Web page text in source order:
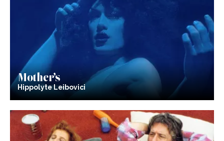
Mother’s
Hippolyte Leibovici